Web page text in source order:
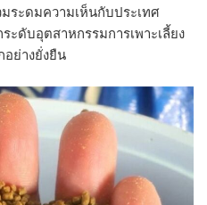
ระดมความเห็นกับประเทศ
ดับอุตสาหกรรมการเพาะเลี้ยง
ย่างยั่งยืน